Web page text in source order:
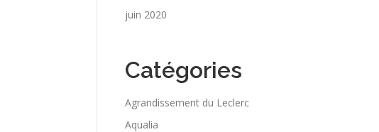
juin 2020
Catégories
Agrandissement du Leclerc
Aqualia